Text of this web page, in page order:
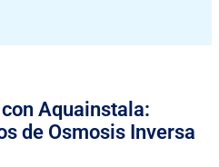
Aquainstala:
de Osmosis Inversa